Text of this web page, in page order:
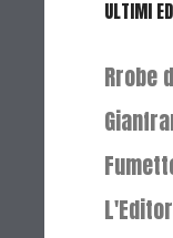
ULTIMI
Rrobe